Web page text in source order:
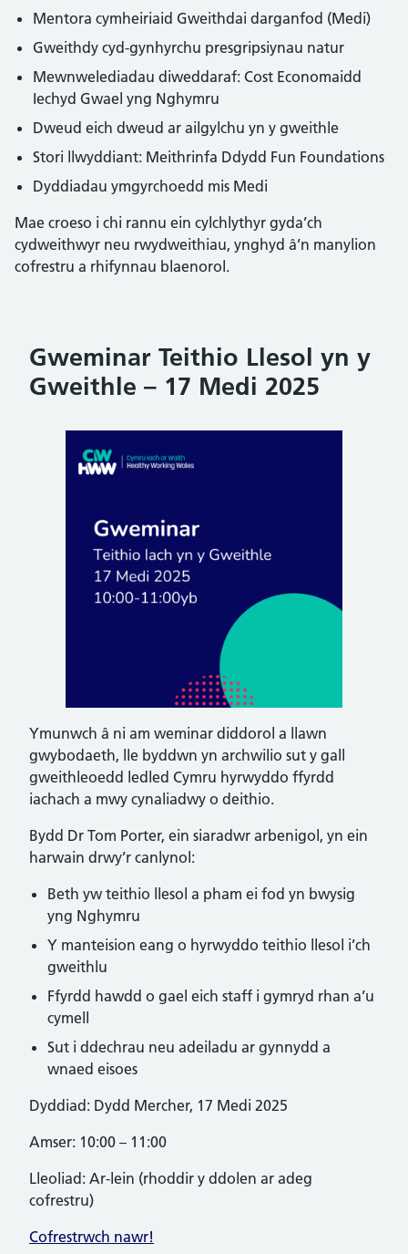
Mentora cymheiriaid Gweithdai darganfod (Medi)
Gweithdy cyd-gynhyrchu presgripsiynau natur
Mewnwelediadau diweddaraf: Cost Economaidd
Iechyd Gwael yng Nghymru
Dweud eich dweud ar ailgylchu yn y gweithle
Stori llwyddiant: Meithrinfa Ddydd Fun Foundations
Dyddiadau ymgyrchoedd mis Medi
Mae croeso i chi rannu ein cylchlythyr gyda’ch
cydweithwyr neu rwydweithiau, ynghyd â’n manylion
cofrestru a rhifynnau blaenorol.
Gweminar Teithio Llesol yn y
Gweithle – 17 Medi 2025
Ymunwch â ni am weminar diddorol a llawn
gwybodaeth, lle byddwn yn archwilio sut y gall
gweithleoedd ledled Cymru hyrwyddo ffyrdd
iachach a mwy cynaliadwy o deithio.
Bydd Dr Tom Porter, ein siaradwr arbenigol, yn ein
harwain drwy’r canlynol:
Beth yw teithio llesol a pham ei fod yn bwysig
yng Nghymru
Y manteision eang o hyrwyddo teithio llesol i’ch
gweithlu
Ffyrdd hawdd o gael eich staff i gymryd rhan a’u
cymell
Sut i ddechrau neu adeiladu ar gynnydd a
wnaed eisoes
Dyddiad: Dydd Mercher, 17 Medi 2025
Amser: 10:00 – 11:00
Lleoliad: Ar-lein (rhoddir y ddolen ar adeg
cofrestru)
Cofrestrwch nawr!